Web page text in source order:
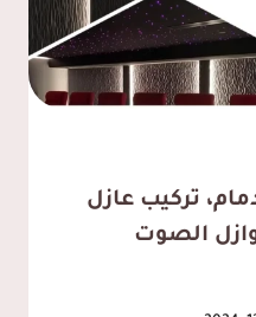
تركيب عازل
الصوت